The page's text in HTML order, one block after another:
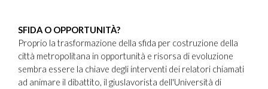
SFIDA O OPPORTUNITÀ?
Proprio la trasformazione della sfida per costruzione della
città metropolitana in opportunità e risorsa di evoluzione
sembra essere la chiave degli interventi dei relatori chiamati
ad animare il dibattito, il giuslavorista dell'Università di